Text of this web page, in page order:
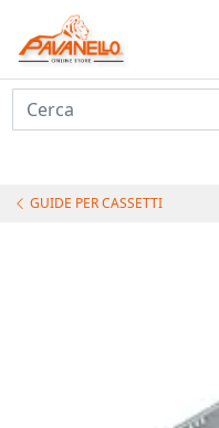
Cerca
GUIDE PER CASSETTI